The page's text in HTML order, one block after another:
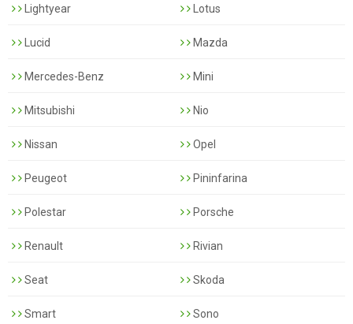
Lightyear Lotus
Lucid Mazda
Mercedes-Benz Mini
Mitsubishi Nio
Nissan Opel
Peugeot Pininfarina
Polestar Porsche
Renault Rivian
Seat Skoda
Smart Sono